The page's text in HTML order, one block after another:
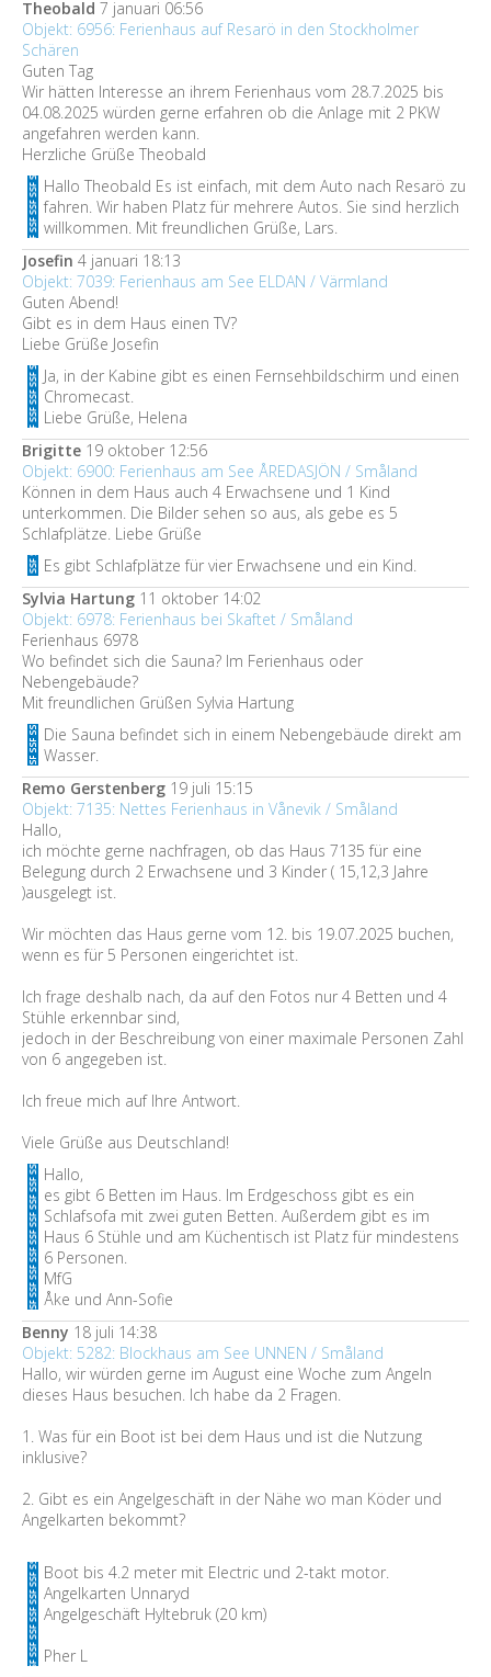
Theobald 7 januari 06:56
Objekt: 6956: Ferienhaus auf Resarö in den Stockholmer
Schären
Guten Tag
Wir hätten Interesse an ihrem Ferienhaus vom 28.7.2025 bis
04.08.2025 würden gerne erfahren ob die Anlage mit 2 PKW
angefahren werden kann.
Herzliche Grüße Theobald
Hallo Theobald Es ist einfach, mit dem Auto nach Resarö zu
fahren. Wir haben Platz für mehrere Autos. Sie sind herzlich
willkommen. Mit freundlichen Grüße, Lars.
Josefin 4 januari 18:13
Objekt: 7039: Ferienhaus am See ELDAN / Värmland
Guten Abend!
Gibt es in dem Haus einen TV?
Liebe Grüße Josefin
Ja, in der Kabine gibt es einen Fernsehbildschirm und einen
Chromecast.
Liebe Grüße, Helena
Brigitte 19 oktober 12:56
Objekt: 6900: Ferienhaus am See ÅREDASJÖN / Småland
Können in dem Haus auch 4 Erwachsene und 1 Kind
unterkommen. Die Bilder sehen so aus, als gebe es 5
Schlafplätze. Liebe Grüße
Es gibt Schlafplätze für vier Erwachsene und ein Kind.
Sylvia Hartung 11 oktober 14:02
Objekt: 6978: Ferienhaus bei Skaftet / Småland
Ferienhaus 6978
Wo befindet sich die Sauna? Im Ferienhaus oder
Nebengebäude?
Mit freundlichen Grüßen Sylvia Hartung
Die Sauna befindet sich in einem Nebengebäude direkt am
Wasser.
Remo Gerstenberg 19 juli 15:15
Objekt: 7135: Nettes Ferienhaus in Vånevik / Småland
Hallo,
ich möchte gerne nachfragen, ob das Haus 7135 für eine
Belegung durch 2 Erwachsene und 3 Kinder ( 15,12,3 Jahre
)ausgelegt ist.
Wir möchten das Haus gerne vom 12. bis 19.07.2025 buchen,
wenn es für 5 Personen eingerichtet ist.
Ich frage deshalb nach, da auf den Fotos nur 4 Betten und 4
Stühle erkennbar sind,
jedoch in der Beschreibung von einer maximale Personen Zahl
von 6 angegeben ist.
Ich freue mich auf Ihre Antwort.
Viele Grüße aus Deutschland!
Hallo,
es gibt 6 Betten im Haus. Im Erdgeschoss gibt es ein
Schlafsofa mit zwei guten Betten. Außerdem gibt es im
Haus 6 Stühle und am Küchentisch ist Platz für mindestens
6 Personen.
MfG
Åke und Ann-Sofie
Benny 18 juli 14:38
Objekt: 5282: Blockhaus am See UNNEN / Småland
Hallo, wir würden gerne im August eine Woche zum Angeln
dieses Haus besuchen. Ich habe da 2 Fragen.
1. Was für ein Boot ist bei dem Haus und ist die Nutzung
inklusive?
2. Gibt es ein Angelgeschäft in der Nähe wo man Köder und
Angelkarten bekommt?
Boot bis 4.2 meter mit Electric und 2-takt motor.
Angelkarten Unnaryd
Angelgeschäft Hyltebruk (20 km)
Pher L